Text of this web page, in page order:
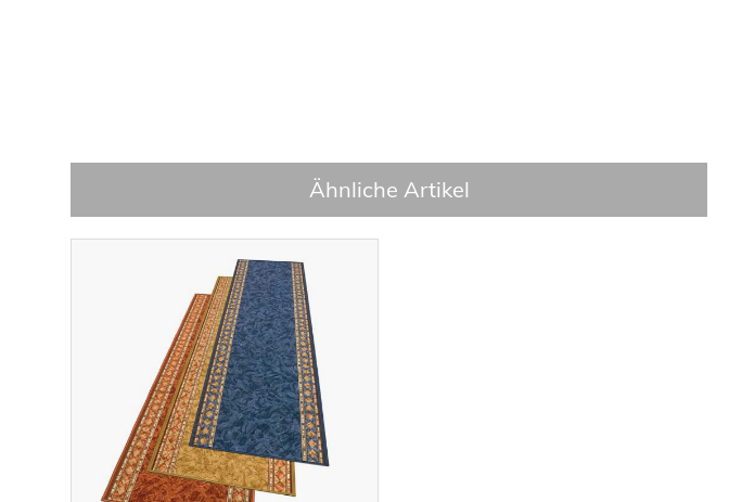
Ähnliche Artikel